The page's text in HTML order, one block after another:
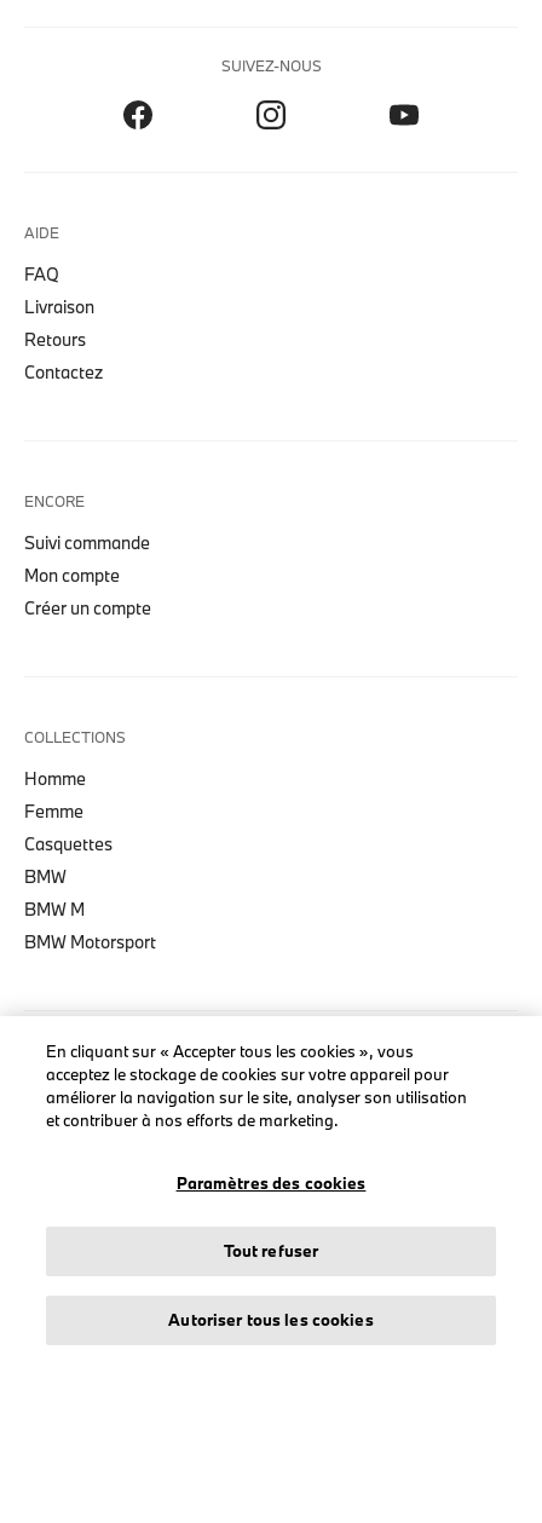
SUIVEZ-NOUS
AIDE
FAQ
Livraison
Retours
Contactez
ENCORE
Suivi commande
Mon compte
Créer un compte
COLLECTIONS
Homme
Femme
Casquettes
BMW
BMW M
BMW Motorsport
LEGAL
À propos de stichd
Protection des données
En cliquant sur « Accepter tous les cookies », vous
acceptez le stockage de cookies sur votre appareil pour
améliorer la navigation sur le site, analyser son utilisation
et contribuer à nos efforts de marketing.
Paramètres des cookies
Tout refuser
Autoriser tous les cookies